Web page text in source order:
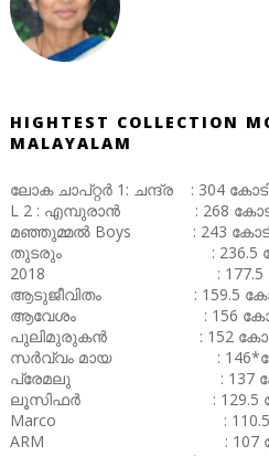
HIGHTEST COLLECTION
MALAYALAM
ലോക ചാപ്റ്റർ 1: ചന്ദ്ര : 304
L 2 : എമ്പുരാൻ : 268
മഞ്ഞുമ്മൽ Boys : 243
തുടരും : 236.5
2018 : 177.5
ആടുജീവിതം : 159.5
ആവേശം : 156
പുലിമുരുകൻ : 152
സർവ്വം മായ :
പ്രേമലു : 137
ലൂസിഫർ : 129.5
Marco : 110.5
ARM : 107